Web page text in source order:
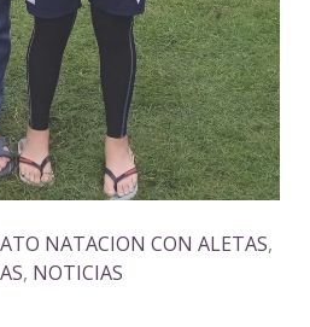
NATACION CON ALETAS,
, NOTICIAS